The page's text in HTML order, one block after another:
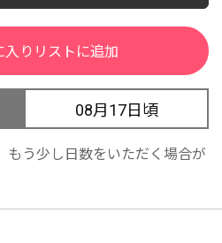
08月17日頃
もう少し日数をいただく場合が